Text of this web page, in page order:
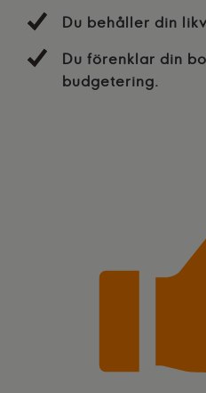
Du behåller din
Du förenklar din
budgetering.